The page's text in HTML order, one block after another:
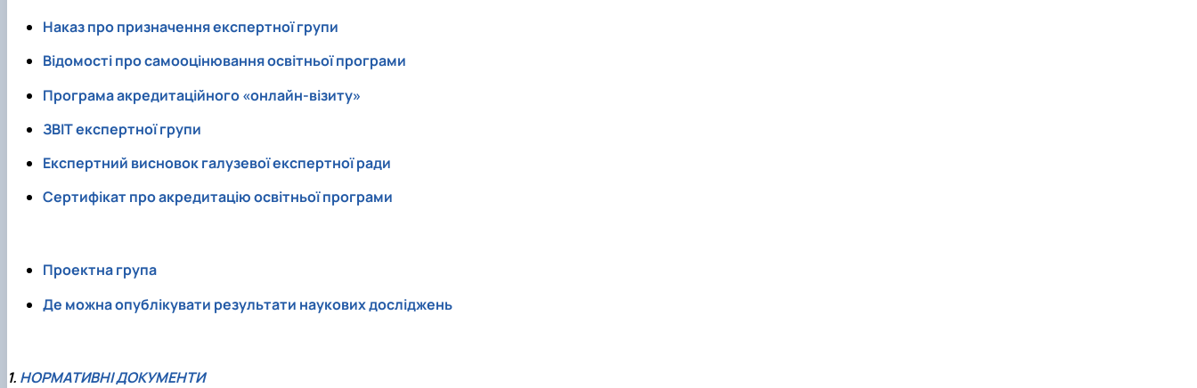
Наказ про призначення експертної групи
Відомості про самооцінювання освітньої програми
Програма акредитаційного «онлайн-візиту»
ЗВІТ експертної групи
Експертний висновок галузевої експертної ради
Сертифікат про акредитацію освітньої програми
Проектна група
Де можна опублікувати результати наукових досліджень
1. НОРМАТИВНІ ДОКУМЕНТИ